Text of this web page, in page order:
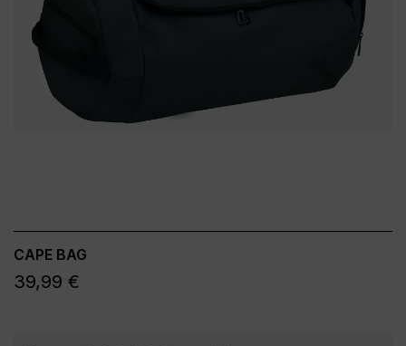
CAPE BAG
39,99 €